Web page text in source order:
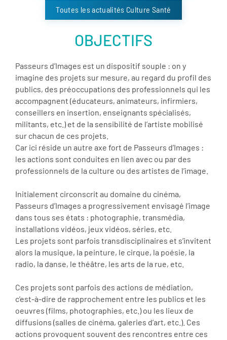
Toutes les actualités Culture Santé
OBJECTIFS
Passeurs d’Images est un dispositif souple : on y
imagine des projets sur mesure, au regard du profil des
publics, des préoccupations des professionnels qui les
accompagnent (éducateurs, animateurs, infirmiers,
conseillers en insertion, enseignants spécialisés,
militants, etc.) et de la sensibilité de l’artiste mobilisé
sur chacun de ces projets.
Car ici réside un autre axe fort de Passeurs d’Images :
les actions sont conduites en lien avec ou par des
professionnels de la culture ou des artistes de l’image.
Initialement circonscrit au domaine du cinéma,
Passeurs d’Images a progressivement envisagé l’image
dans tous ses états : photographie, transmédia,
installations vidéos, jeux vidéos, séries, etc.
Les projets sont parfois transdisciplinaires et s’invitent
alors la musique, la peinture, le cirque, la poésie, la
radio, la danse, le théâtre, les arts de la rue, etc.
Ces projets sont parfois des actions de médiation,
c’est-à-dire de rapprochement entre les publics et les
oeuvres (films, photographies, etc.) ou les lieux de
diffusions (salles de cinéma, galeries d’art, etc.). Ces
actions provoquent souvent des rencontres entre ces